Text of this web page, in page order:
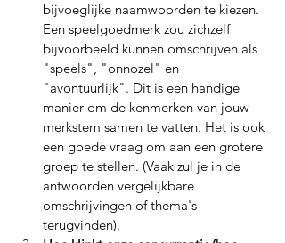
bijvoeglijke naamwoorden te kiezen.
Een speelgoedmerk zou zichzelf
bijvoorbeeld kunnen omschrijven als
"speels", "onnozel" en
"avontuurlijk". Dit is een handige
manier om de kenmerken van jouw
merkstem samen te vatten. Het is ook
een goede vraag om aan een grotere
groep te stellen. (Vaak zul je in de
antwoorden vergelijkbare
omschrijvingen of thema's
terugvinden).